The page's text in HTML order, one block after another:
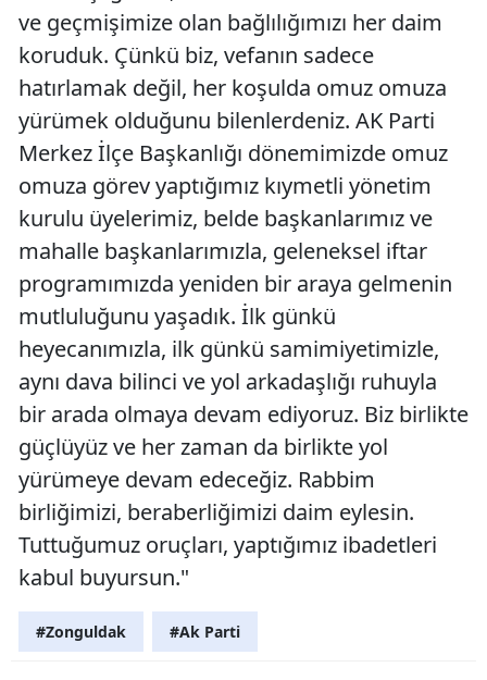
ve geçmişimize olan bağlılığımızı her daim
koruduk. Çünkü biz, vefanın sadece
hatırlamak değil, her koşulda omuz omuza
yürümek olduğunu bilenlerdeniz. AK Parti
Merkez İlçe Başkanlığı dönemimizde omuz
omuza görev yaptığımız kıymetli yönetim
kurulu üyelerimiz, belde başkanlarımız ve
mahalle başkanlarımızla, geleneksel iftar
programımızda yeniden bir araya gelmenin
mutluluğunu yaşadık. İlk günkü
heyecanımızla, ilk günkü samimiyetimizle,
aynı dava bilinci ve yol arkadaşlığı ruhuyla
bir arada olmaya devam ediyoruz. Biz birlikte
güçlüyüz ve her zaman da birlikte yol
yürümeye devam edeceğiz. Rabbim
birliğimizi, beraberliğimizi daim eylesin.
Tuttuğumuz oruçları, yaptığımız ibadetleri
kabul buyursun."
#Zonguldak #Ak Parti